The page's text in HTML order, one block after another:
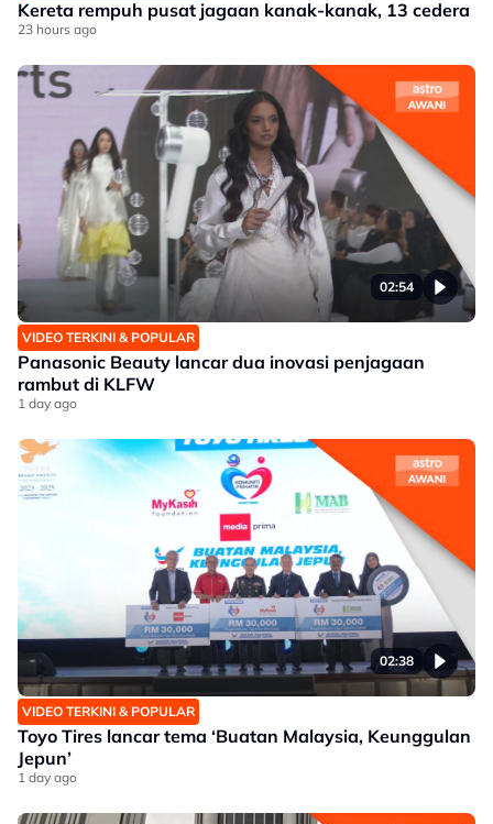
Kereta rempuh pusat jagaan kanak-kanak, 13 cedera
23 hours ago
02:54
VIDEO TERKINI & POPULAR
Panasonic Beauty lancar dua inovasi penjagaan
rambut di KLFW
1 day ago
02:38
VIDEO TERKINI & POPULAR
Toyo Tires lancar tema ‘Buatan Malaysia, Keunggulan
Jepun’
1 day ago